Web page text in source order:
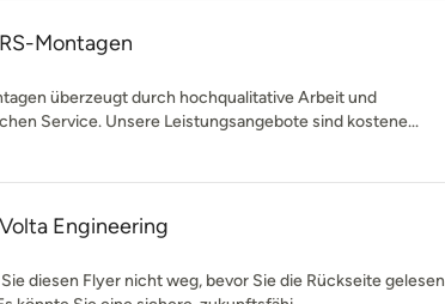
RS-Montagen
überzeugt durch hochqualitative Arbeit und
Service. Unsere Leistungsangebote sind kostene...
Volta Engineering
diesen Flyer nicht weg, bevor Sie die Rückseite gelesen